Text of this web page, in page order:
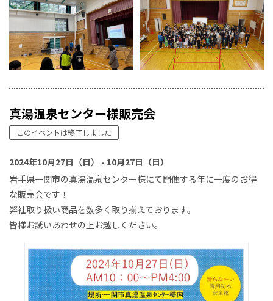
真湯温泉センター様販売会
このイベントは終了しました
2024年10月27日（日） - 10月27日（日）
岩手県一関市の真湯温泉センター様にて開催する年に一度のお得
な販売会です！
弊社取り扱い商品を数多く取り揃えております。
皆様お誘いあわせの上お越しください。